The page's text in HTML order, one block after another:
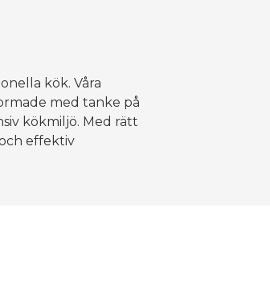
kök. Våra
med tanke på
kökmiljö. Med rätt
effektiv